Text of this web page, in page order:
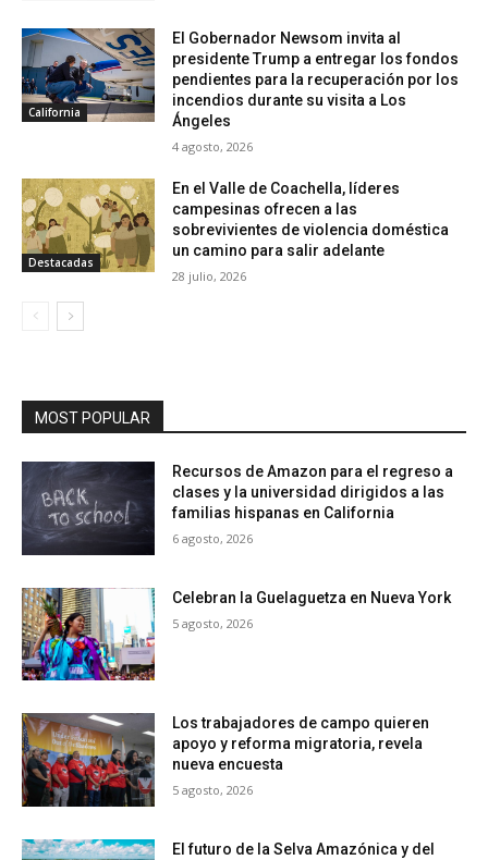
California
El Gobernador Newsom invita al
presidente Trump a entregar los fondos
pendientes para la recuperación por los
incendios durante su visita a Los
Ángeles
4 agosto, 2026
Destacadas
En el Valle de Coachella, líderes
campesinas ofrecen a las
sobrevivientes de violencia doméstica
un camino para salir adelante
28 julio, 2026
MOST POPULAR
Recursos de Amazon para el regreso a
clases y la universidad dirigidos a las
familias hispanas en California
6 agosto, 2026
Celebran la Guelaguetza en Nueva York
5 agosto, 2026
Los trabajadores de campo quieren
apoyo y reforma migratoria, revela
nueva encuesta
5 agosto, 2026
El futuro de la Selva Amazónica y del